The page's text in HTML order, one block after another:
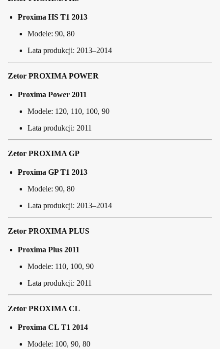
Proxima HS T1 2013
Modele: 90, 80
Lata produkcji: 2013–2014
Zetor PROXIMA POWER
Proxima Power 2011
Modele: 120, 110, 100, 90
Lata produkcji: 2011
Zetor PROXIMA GP
Proxima GP T1 2013
Modele: 90, 80
Lata produkcji: 2013–2014
Zetor PROXIMA PLUS
Proxima Plus 2011
Modele: 110, 100, 90
Lata produkcji: 2011
Zetor PROXIMA CL
Proxima CL T1 2014
Modele: 100, 90, 80